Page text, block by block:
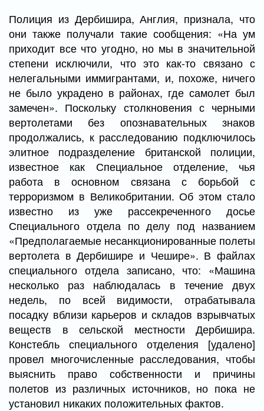
Полиция из Дербишира, Англия, признала, что
они также получали такие сообщения: «На ум
приходит все что угодно, но мы в значительной
степени исключили, что это как-то связано с
нелегальными иммигрантами, и, похоже, ничего
не было украдено в районах, где самолет был
замечен». Поскольку столкновения с черными
вертолетами без опознавательных знаков
продолжались, к расследованию подключилось
элитное подразделение британской полиции,
известное как Специальное отделение, чья
работа в основном связана с борьбой с
терроризмом в Великобритании. Об этом стало
известно из уже рассекреченного досье
Специального отдела по делу под названием
«Предполагаемые несанкционированные полеты
вертолета в Дербишире и Чешире». В файлах
специального отдела записано, что: «Машина
несколько раз наблюдалась в течение двух
недель, по всей видимости, отрабатывала
посадку вблизи карьеров и складов взрывчатых
веществ в сельской местности Дербишира.
Констебль специального отделения [удалено]
провел многочисленные расследования, чтобы
выяснить право собственности и причины
полетов из различных источников, но пока не
установил никаких положительных фактов.